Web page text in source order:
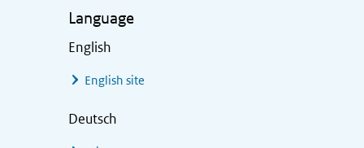
Language
English
English site
Deutsch